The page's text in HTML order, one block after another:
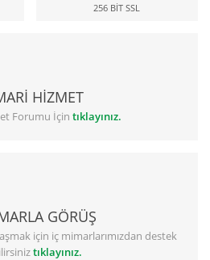
256 BİT SSL
HİZMET
Forumu İçin tıklayınız.
GÖRÜŞ
için iç mimarlarımızdan destek
tıklayınız.